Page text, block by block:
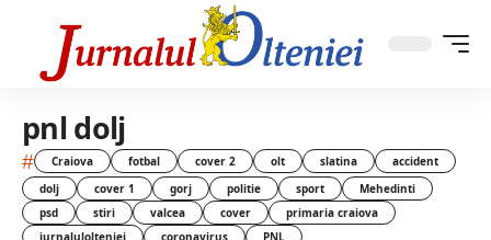
pnl dolj
# Craiova fotbal cover 2 olt slatina
accident
dolj
cover 1 gorj politie sport
Mehedinti
psd
stiri valcea cover
primaria craiova
jurnalulolteniei
coronavirus PNL